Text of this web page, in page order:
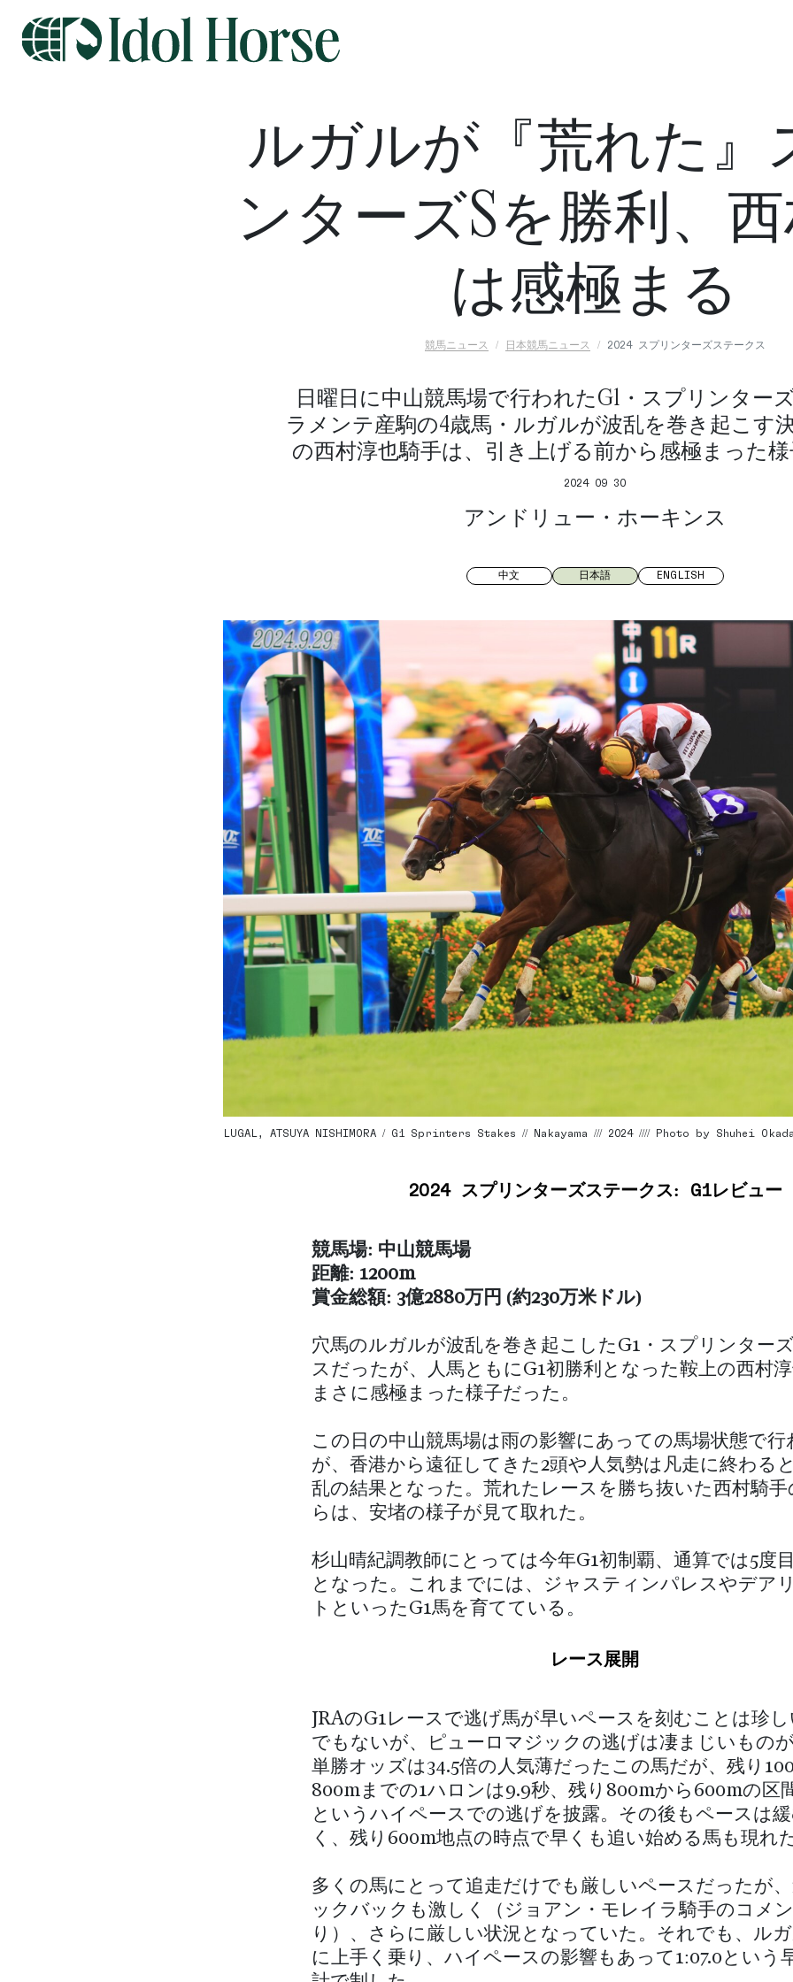
ルガルが『荒れた』
ンターズSを勝利、
は感極まる
競馬ニュース 日本競馬ニュース 2024 スプリンターズステークス
日曜日に中山競馬場で行われたG1・スプリンター
ラメンテ産駒の4歳馬・ルガルが波乱を巻き起こす
の西村淳也騎手は、引き上げる前から感極まった
2024 09 30
アンドリュー・ホーキンス
中文 日本語 ENGLISH
LUGAL, ATSUYA NISHIMORA / G1 Sprinters Stakes // Nakayama /// 2024 //// Photo by Shuhei
2024 スプリンターズステークス: G1レビュー
競馬場: 中山競馬場
距離: 1200m
賞金総額: 3億2880万円 (約230万米ドル)
穴馬のルガルが波乱を巻き起こしたG1・スプリンター
スだったが、人馬ともにG1初勝利となった鞍上の西村
まさに感極まった様子だった。
この日の中山競馬場は雨の影響にあっての馬場状態で行
が、香港から遠征してきた2頭や人気勢は凡走に終わる
乱の結果となった。荒れたレースを勝ち抜いた西村騎手
らは、安堵の様子が見て取れた。
杉山晴紀調教師にとっては今年G1初制覇、通算では5度
となった。これまでには、ジャスティンパレスやデア
トといったG1馬を育てている。
レース展開
JRAのG1レースで逃げ馬が早いペースを刻むことは珍
でもないが、ピューロマジックの逃げは凄まじいもの
単勝オッズは34.5倍の人気薄だったこの馬だが、残り
800mまでの1ハロンは9.9秒、残り800mから600mの区
というハイペースでの逃げを披露。その後もペースは
く、残り600m地点の時点で早くも追い始める馬も現れ
多くの馬にとって追走だけでも厳しいペースだったが
ックバックも激しく（ジョアン・モレイラ騎手のコメ
り）、さらに厳しい状況となっていた。それでも、ル
に上手く乗り、ハイペースの影響もあって1:07.0という